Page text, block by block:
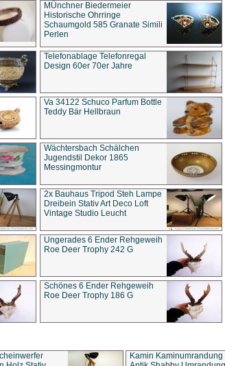
MÜnchner Biedermeier
Historische Ohrringe
Schaumgold 585 Granate Simili
Perlen
Telefonablage Telefonregal
Design 60er 70er Jahre
Va 34122 Schuco Parfum Bottle
Teddy Bär Hellbraun
Wächtersbach Schälchen
Jugendstil Dekor 1865
Messingmontur
2x Bauhaus Tripod Steh Lampe
Dreibein Stativ Art Deco Loft
Vintage Studio Leucht
Ungerades 6 Ender Rehgeweih
Roe Deer Trophy 242 G
Schönes 6 Ender Rehgeweih
Roe Deer Trophy 186 G
Kamin Kaminumrandung